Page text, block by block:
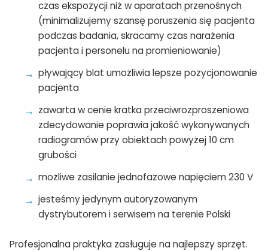
czas ekspozycji niż w aparatach przenośnych
(minimalizujemy szansę poruszenia się pacjenta
podczas badania, skracamy czas narażenia
pacjenta i personelu na promieniowanie)
pływający blat umożliwia lepsze pozycjonowanie
pacjenta
zawarta w cenie kratka przeciwrozproszeniowa
zdecydowanie poprawia jakość wykonywanych
radiogramów przy obiektach powyżej 10 cm
grubości
możliwe zasilanie jednofazowe napięciem 230 V
jesteśmy jedynym autoryzowanym
dystrybutorem i serwisem na terenie Polski
Profesjonalna praktyka zasługuje na najlepszy sprzęt.